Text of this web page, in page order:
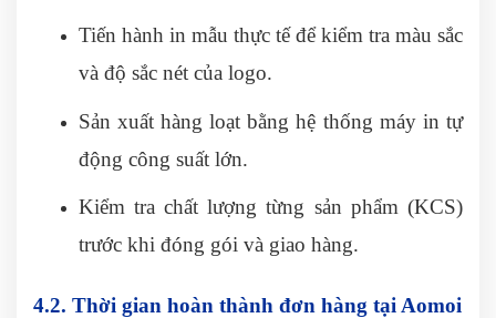
Tiến hành in mẫu thực tế để kiểm tra màu sắc
và độ sắc nét của logo.
Sản xuất hàng loạt bằng hệ thống máy in tự
động công suất lớn.
Kiểm tra chất lượng từng sản phẩm (KCS)
trước khi đóng gói và giao hàng.
4.2. Thời gian hoàn thành đơn hàng tại Aomoi